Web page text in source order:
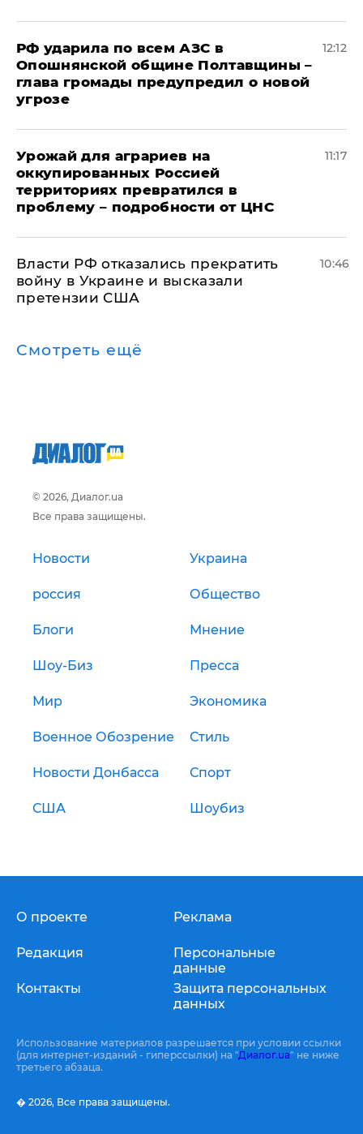
РФ ударила по всем АЗС в
Опошнянской общине Полтавщины –
глава громады предупредил о новой
угрозе
12:12
Урожай для аграриев на
оккупированных Россией
территориях превратился в
проблему – подробности от ЦНС
11:17
Власти РФ отказались прекратить
войну в Украине и высказали
претензии США
10:46
Смотреть ещё
© 2026, Диалог.ua
Все права защищены.
Новости Украина
россия Общество
Блоги Мнение
Шоу-Биз Пресса
Мир Экономика
Военное Обозрение Стиль
Новости Донбасса Спорт
США Шоубиз
О проекте
Редакция
Контакты
Реклама
Персональные
данные
Защита персональных
данных
Использование материалов разрешается при условии ссылки
(для интернет-изданий - гиперссылки) на "Диалог.ua" не ниже
третьего абзаца.
� 2026, Все права защищены.